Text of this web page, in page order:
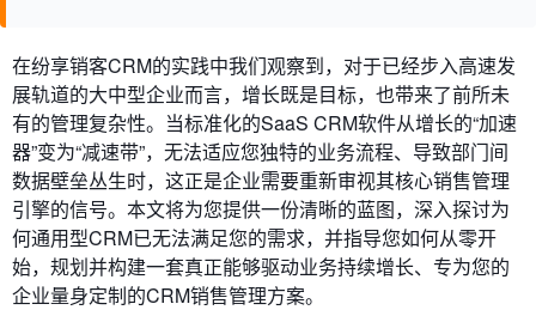
在纷享销客CRM的实践中我们观察到，对于已经步入高速发
展轨道的大中型企业而言，增长既是目标，也带来了前所未
有的管理复杂性。当标准化的SaaS CRM软件从增长的“加速
器”变为“减速带”，无法适应您独特的业务流程、导致部门间
数据壁垒丛生时，这正是企业需要重新审视其核心销售管理
引擎的信号。本文将为您提供一份清晰的蓝图，深入探讨为
何通用型CRM已无法满足您的需求，并指导您如何从零开
始，规划并构建一套真正能够驱动业务持续增长、专为您的
企业量身定制的CRM销售管理方案。